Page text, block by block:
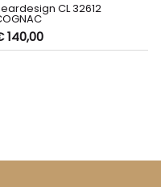
CL 32612
140,00